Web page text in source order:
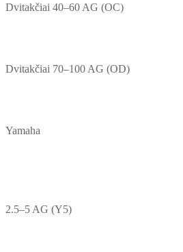
Dvitakčiai 40–60 AG (OC)
Dvitakčiai 70–100 AG (OD)
Yamaha
2.5–5 AG (Y5)